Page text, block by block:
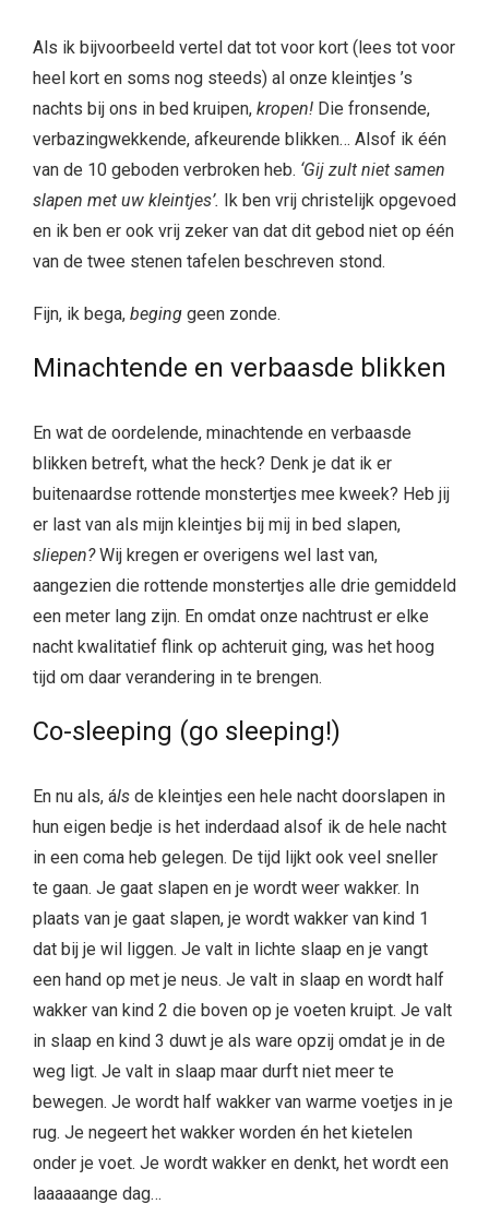
Als ik bijvoorbeeld vertel dat tot voor kort (lees tot voor
heel kort en soms nog steeds) al onze kleintjes ’s
nachts bij ons in bed kruipen, kropen! Die fronsende,
verbazingwekkende, afkeurende blikken… Alsof ik één
van de 10 geboden verbroken heb. ‘Gij zult niet samen
slapen met uw kleintjes’. Ik ben vrij christelijk opgevoed
en ik ben er ook vrij zeker van dat dit gebod niet op één
van de twee stenen tafelen beschreven stond.
Fijn, ik bega, beging geen zonde.
Minachtende en verbaasde blikken
En wat de oordelende, minachtende en verbaasde
blikken betreft, what the heck? Denk je dat ik er
buitenaardse rottende monstertjes mee kweek? Heb jij
er last van als mijn kleintjes bij mij in bed slapen,
sliepen?Wij kregen er overigens wel last van,
aangezien die rottende monstertjes alle drie gemiddeld
een meter lang zijn. En omdat onze nachtrust er elke
nacht kwalitatief flink op achteruit ging, was het hoog
tijd om daar verandering in te brengen.
Co-sleeping (go sleeping!)
En nu als, áls de kleintjes een hele nacht doorslapen in
hun eigen bedje is het inderdaad alsof ik de hele nacht
in een coma heb gelegen. De tijd lijkt ook veel sneller
te gaan. Je gaat slapen en je wordt weer wakker. In
plaats van je gaat slapen, je wordt wakker van kind 1
dat bij je wil liggen. Je valt in lichte slaap en je vangt
een hand op met je neus. Je valt in slaap en wordt half
wakker van kind 2 die boven op je voeten kruipt. Je valt
in slaap en kind 3 duwt je als ware opzij omdat je in de
weg ligt. Je valt in slaap maar durft niet meer te
bewegen. Je wordt half wakker van warme voetjes in je
rug. Je negeert het wakker worden én het kietelen
onder je voet. Je wordt wakker en denkt, het wordt een
laaaaaange dag…